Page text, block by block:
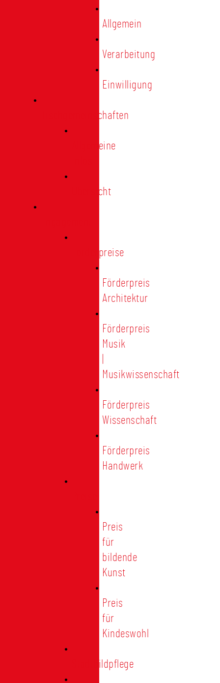
Allgemein
Verarbeitung
Einwilligung
Tischgemeinschaften
Allgemeine
Übersicht
Förderpreise
Förderpreis
Architektur
Förderpreis
Musik
Musikwissenschaft
Förderpreis
Wissenschaft
Förderpreis
Handwerk
Preis
für
bildende
Kunst
Preis
für
Kindeswohl
Stadtbildpflege